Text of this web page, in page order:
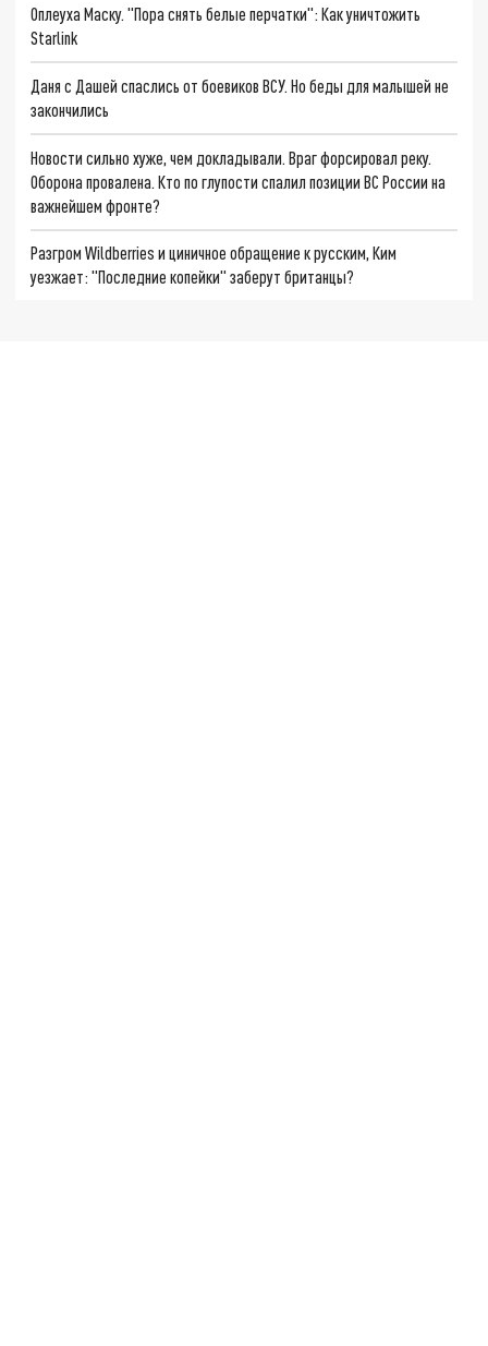
Оплеуха Маску. "Пора снять белые перчатки": Как уничтожить
Starlink
Даня с Дашей спаслись от боевиков ВСУ. Но беды для малышей не
закончились
Новости сильно хуже, чем докладывали. Враг форсировал реку.
Оборона провалена. Кто по глупости спалил позиции ВС России на
важнейшем фронте?
Разгром Wildberries и циничное обращение к русским, Ким
уезжает: "Последние копейки" заберут британцы?